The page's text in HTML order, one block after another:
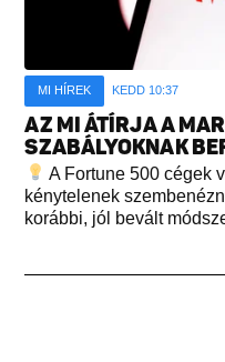
MI HÍREK KEDD 10:37
AZ MI ÁTÍRJA A
SZABÁLYOKNAK
A Fortune 500 cégek
kénytelenek
korábbi, jól bevált